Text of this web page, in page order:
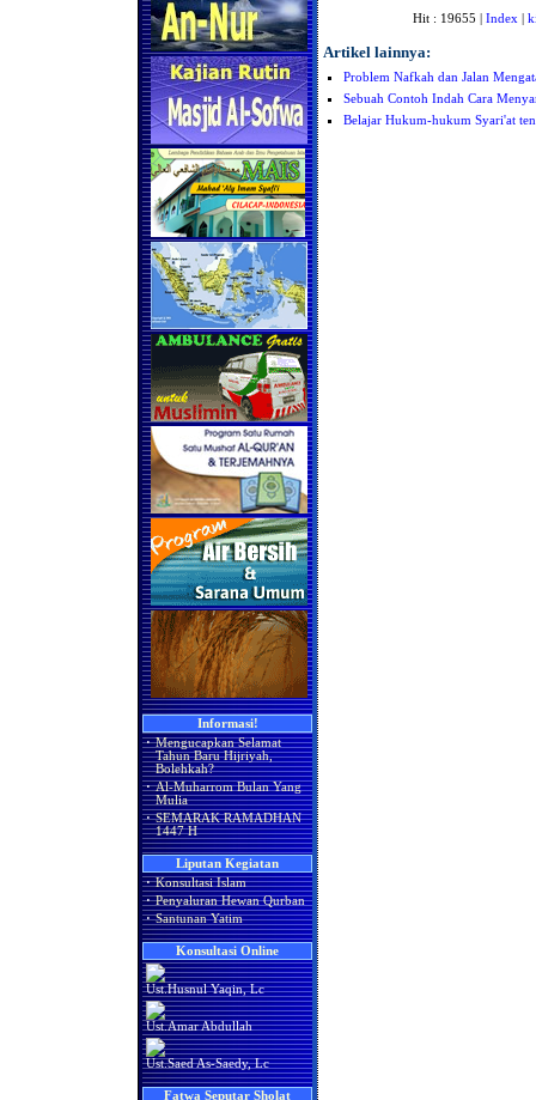
Informasi!
· Mengucapkan Selamat
Tahun Baru Hijriyah,
Bolehkah?
· Al-Muharrom Bulan Yang
Mulia
· SEMARAK RAMADHAN
1447 H
Liputan Kegiatan
· Konsultasi Islam
· Penyaluran Hewan Qurban
· Santunan Yatim
Konsultasi Online
Ust.Husnul Yaqin, Lc
Ust.Amar Abdullah
Ust.Saed As-Saedy, Lc
Fatwa Seputar Sholat
Hit : 19655 | Index
Artikel lainnya:
Problem Nafkah dan Jalan
Sebuah Contoh Indah Cara
Belajar Hukum-hukum Syari'at